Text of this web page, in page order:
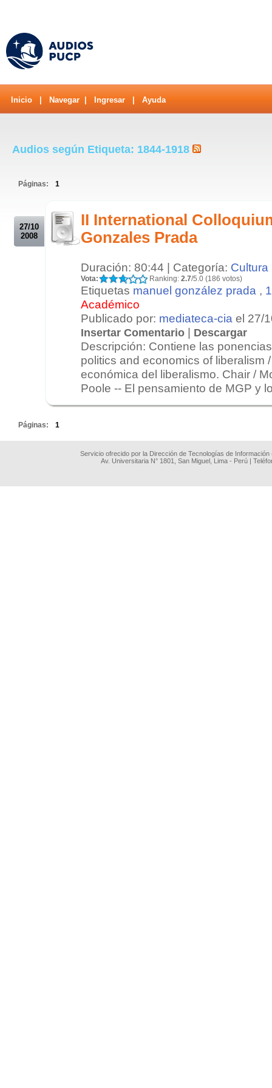
Inicio Navegar Ingresar Ayuda
Audios según Etiqueta: 1844-1918
Páginas: 1
27/10
2008
II International
Gonzales Prada
Duración: 80:44 | Categoría: Cultura
Vota: Ranking: 2.7/5.0 (186 votos)
Etiquetas manuel gonzález prada ,
Académico
Publicado por: mediateca-cia el 27/
Insertar Comentario | Descargar
Descripción: Contiene las
politics and economics of liberalism
económica del liberalismo. Chair /
Poole -- El pensamiento de MGP y
Páginas: 1
Servicio ofrecido por la Dirección de Tecnologías de
Av. Universitaria N° 1801, San Miguel, Lima - Perú |